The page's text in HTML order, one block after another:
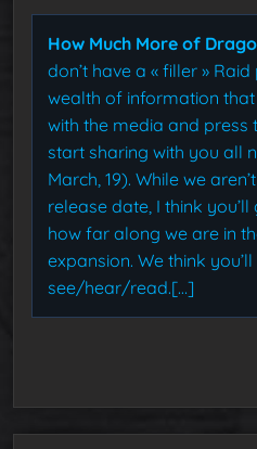
How Much More of
don’t have a « filler »
wealth of information that
with the media and press
start sharing with you all
March, 19). While we
release date, I think
how far along we are in
expansion. We think
see/hear/read.[…]